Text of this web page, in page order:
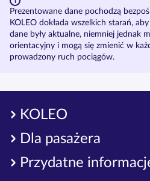
Prezentowane dane pochodzą
KOLEO dokłada wszelkich starań,
dane były aktualne, niemniej jednak
orientacyjny i mogą się zmienić w
prowadzony ruch pociągów.
KOLEO
Dla pasażera
Przydatne